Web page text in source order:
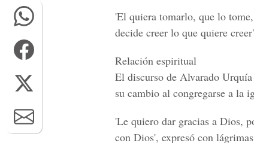
'El quiera tomarlo, que lo
decide creer lo que quiere
Relación espiritual
El discurso de Alvarado
su cambio al congregarse a la
'Le quiero dar gracias a Dios,
con Dios', expresó con